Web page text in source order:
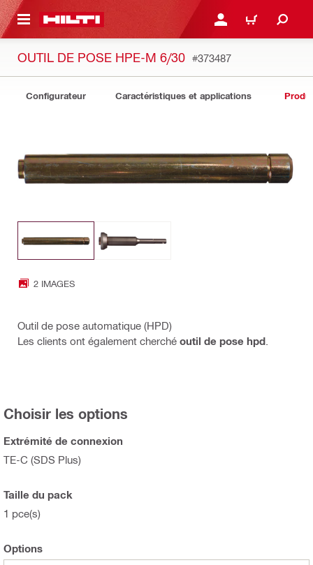
CONTENT CONNEXION OU
PANIER
OUTIL DE POSE HPE-M 6/30 #373487
Configurateur Caractéristiques et applications
2 IMAGES
Outil de pose automatique (HPD)
Les clients ont également cherché outil de pose hpd
Choisir les options
Extrémité de connexion
TE-C (SDS Plus)
Taille du pack
1 pce(s)
Options